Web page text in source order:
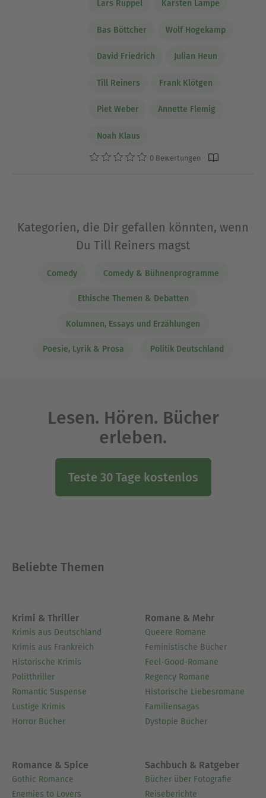
Lars Ruppel Karsten Lampe
Bas Böttcher Wolf Hogekamp
David Friedrich Julian Heun
Till Reiners Frank Klötgen
Piet Weber Annette Flemig
Noah Klaus
0 Bewertungen
Kategorien, die Dir gefallen könnten, wenn
Du Till Reiners magst
Comedy Comedy & Bühnenprogramme
Ethische Themen & Debatten
Kolumnen, Essays und Erzählungen
Poesie, Lyrik & Prosa Politik Deutschland
Lesen. Hören. Bücher
erleben.
Teste 30 Tage kostenlos
Beliebte Themen
Krimi & Thriller
Krimis aus Deutschland
Krimis aus Frankreich
Historische Krimis
Politthriller
Romantic Suspense
Lustige Krimis
Horror Bücher
Romane & Mehr
Queere Romane
Feministische Bücher
Feel-Good-Romane
Regency Romane
Historische Liebesromane
Familiensagas
Dystopie Bücher
Romance & Spice
Gothic Romance
Enemies to Lovers
Sachbuch & Ratgeber
Bücher über Fotografie
Reiseberichte